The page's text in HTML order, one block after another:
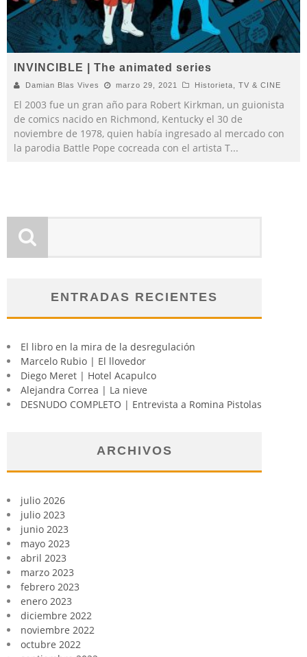
INVINCIBLE | The animated series
Damian Blas Vives marzo 29, 2021 Historieta TV & CINE
El 2003 fue un gran año para Robert Kirkman, un guionista
de comics nacido en Richmond, Kentucky el 30 de
noviembre de 1978, quien había ingresado al mercado con
la parodia Battle Pope cocreada con el artista T...
ENTRADAS RECIENTES
El libro en la mira de la desregulación
Marcelo Rubio | El llovedor
Diego Meret | Hotel Acapulco
Alejandra Correa | La nieve
DESNUDO COMPLETO | Entrevista a Romina Pistolas
ARCHIVOS
julio 2026
julio 2023
junio 2023
mayo 2023
abril 2023
marzo 2023
febrero 2023
enero 2023
diciembre 2022
noviembre 2022
octubre 2022